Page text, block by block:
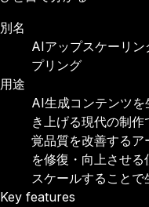
別名
AIアップスケーリン
プリング
用途
AI生成コンテンツを
き上げる現代の制作
覚品質を改善するア
を修復・向上させる
スケールすること
Key features